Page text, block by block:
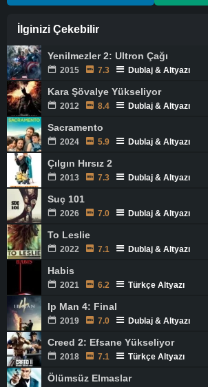
İlginizi Çekebilir
Yenilmezler 2: Ultron Çağı
2015 7.3 Dublaj & Altyazı
Kara Şövalye Yükseliyor
2012 8.4 Dublaj & Altyazı
Sacramento
2024 5.9 Dublaj & Altyazı
Çılgın Hırsız 2
2013 7.3 Dublaj & Altyazı
Suç 101
2026 7.0 Dublaj & Altyazı
To Leslie
2022 7.1 Dublaj & Altyazı
Habis
2021 6.2 Türkçe Altyazı
Ip Man 4: Final
2019 7.0 Dublaj & Altyazı
Creed 2: Efsane Yükseliyor
2018 7.1 Türkçe Altyazı
Ölümsüz Elmaslar